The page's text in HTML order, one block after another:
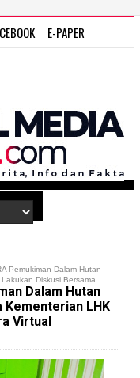
E-PAPER
Pemukiman Dalam Hutan
Diskusi Bersama
Dalam Hutan
Kementerian LHK
Virtual